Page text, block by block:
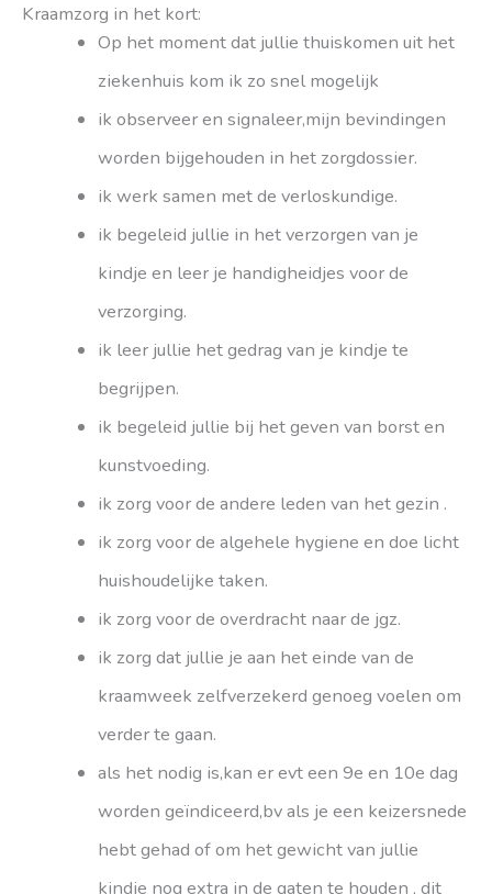
Kraamzorg in het kort:
Op het moment dat jullie thuiskomen uit het
ziekenhuis kom ik zo snel mogelijk
ik observeer en signaleer,mijn bevindingen
worden bijgehouden in het zorgdossier.
ik werk samen met de verloskundige.
ik begeleid jullie in het verzorgen van je
kindje en leer je handigheidjes voor de
verzorging.
ik leer jullie het gedrag van je kindje te
begrijpen.
ik begeleid jullie bij het geven van borst en
kunstvoeding.
ik zorg voor de andere leden van het gezin .
ik zorg voor de algehele hygiene en doe licht
huishoudelijke taken.
ik zorg voor de overdracht naar de jgz.
ik zorg dat jullie je aan het einde van de
kraamweek zelfverzekerd genoeg voelen om
verder te gaan.
als het nodig is,kan er evt een 9e en 10e dag
worden geïndiceerd,bv als je een keizersnede
hebt gehad of om het gewicht van jullie
kindje nog extra in de gaten te houden , dit